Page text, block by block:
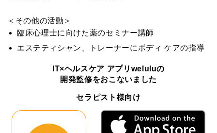
＜その他の活動＞
臨床心理士に向けた薬のセミナー講師
エステティシャン、トレーナーにボディ ケアの指導
IT×ヘルスケア アプリweluluの
開発監修をおこないました
セラピスト様向け